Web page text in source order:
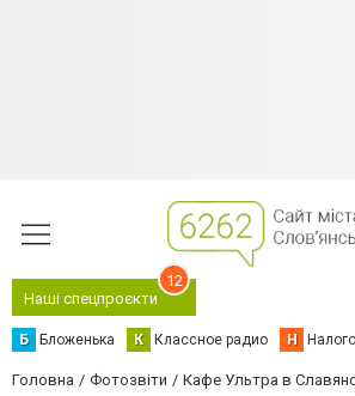
Наші спецпроєкти
12
Б Бложенька К Классное радио Н
Головна Фотозвіти Кафе Ультра в